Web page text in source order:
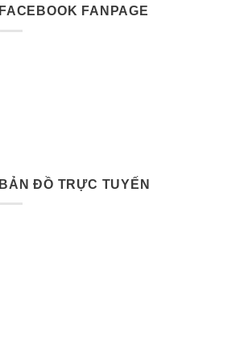
FACEBOOK FANPAGE
BẢN ĐỒ TRỰC TUYẾN